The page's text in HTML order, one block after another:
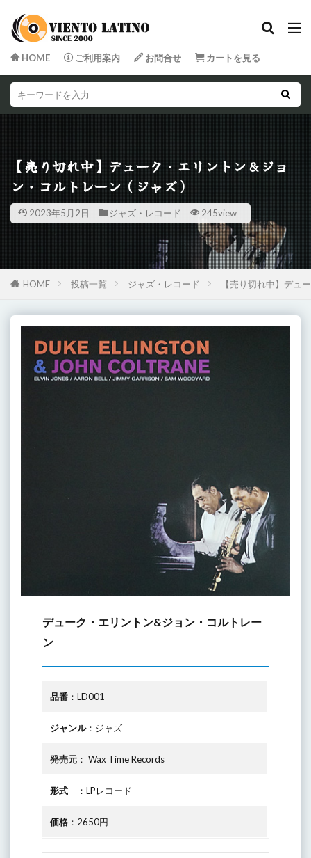
HOME ご利用案内 お問合せ カートを見る
【売り切れ中】デューク・エリントン&ジョ
ン・コルトレーン（ジャズ）
2023年5月2日 ジャズ・レコード 245view
HOME 投稿一覧 ジャズ・レコード 【売り切れ中】デュ
デューク・エリントン&ジョン・コルトレー
ン
品番 ：LD001
ジャンル：ジャズ
発売元 ： Wax Time Records
形式 ：LPレコード
価格 ：2650円